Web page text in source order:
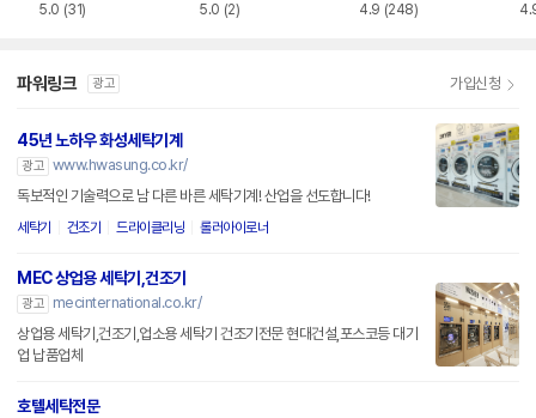
5.0 (31) 5.0 (2) 4.9 (248)
파워링크 광고 가입신청
45년 노하우 화성세탁기계
광고 www.hwasung.co.kr/
독보적인 기술력으로 남 다른 바른 세탁기계! 산업을 선도합니다!
세탁기 건조기 드라이클리닝 롤러아이로너
MEC 상업용 세탁기,건조기
광고
mecinternational.co.kr/
상업용 세탁기,건조기,업소용 세탁기 건조기전문 현대건설,포스코등 대기
업 납품업체
호텔세탁전문